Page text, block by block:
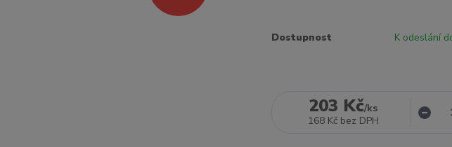
Dostupnost K odeslání
203 Kč/ks
168 Kč bez DPH